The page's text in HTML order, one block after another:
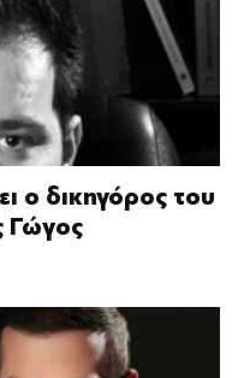
ο δικηγόρος του
Γώγος